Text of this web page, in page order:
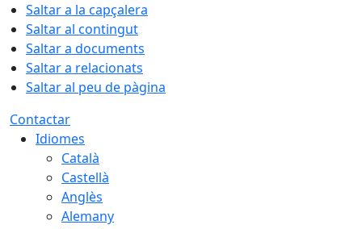
Saltar a la capçalera
Saltar al contingut
Saltar a documents
Saltar a relacionats
Saltar al peu de pàgina
Contactar
Idiomes
Català
Castellà
Anglès
Alemany